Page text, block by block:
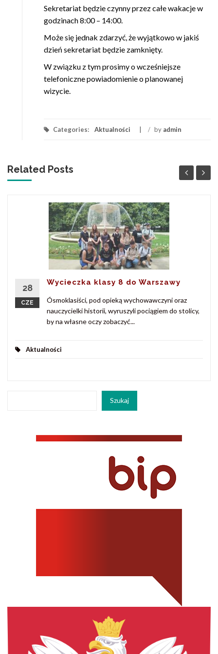
Sekretariat będzie czynny przez całe wakacje w
godzinach 8:00 – 14:00.
Może się jednak zdarzyć, że wyjątkowo w jakiś
dzień sekretariat będzie zamknięty.
W związku z tym prosimy o wcześniejsze
telefoniczne powiadomienie o planowanej
wizycie.
Categories: Aktualności / by admin
Related Posts
28
CZE
Wycieczka klasy 8 do Warszawy
Ósmoklasiści, pod opieką wychowawczyni oraz
nauczycielki historii, wyruszyli pociągiem do stolicy,
by na własne oczy zobaczyć...
Aktualności
Szukaj